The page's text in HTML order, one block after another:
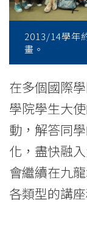
Hong
Kong
Baptist
2013/14學年
畫。
在多個國際
學院學生大
動，解答同
化，盡快融
會繼續在九
各類型的講